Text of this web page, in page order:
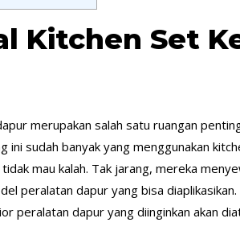
Kitchen Set
merupakan salah satu ruangan
ini sudah banyak yang menggunakan
mau kalah. Tak jarang, mereka
peralatan dapur yang bisa
peralatan dapur yang diinginkan akan